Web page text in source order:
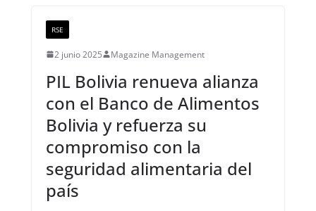
RSE
2 junio 2025 Magazine Management
PIL Bolivia renueva alianza
con el Banco de Alimentos
Bolivia y refuerza su
compromiso con la
seguridad alimentaria del
país